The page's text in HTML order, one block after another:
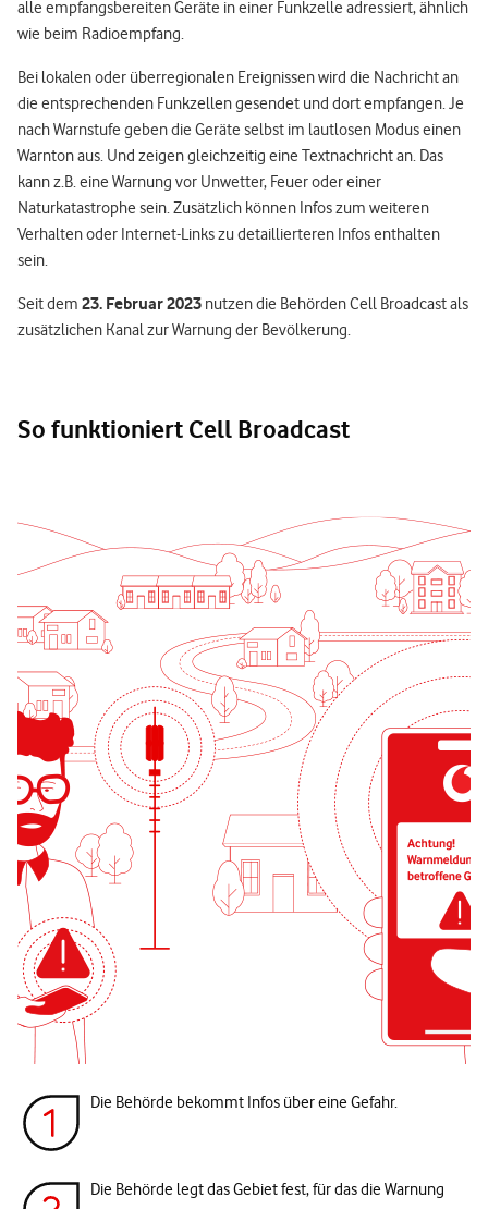
alle empfangsbereiten Geräte in einer Funkzelle adressiert, ähnlich
wie beim Radioempfang.
Bei lokalen oder überregionalen Ereignissen wird die Nachricht an
die entsprechenden Funkzellen gesendet und dort empfangen. Je
nach Warnstufe geben die Geräte selbst im lautlosen Modus einen
Warnton aus. Und zeigen gleichzeitig eine Textnachricht an. Das
kann z.B. eine Warnung vor Unwetter, Feuer oder einer
Naturkatastrophe sein. Zusätzlich können Infos zum weiteren
Verhalten oder Internet-Links zu detaillierteren Infos enthalten
sein.
Seit dem 23. Februar 2023 nutzen die Behörden Cell Broadcast als
zusätzlichen Kanal zur Warnung der Bevölkerung.
So funktioniert Cell Broadcast
Die Behörde bekommt Infos über eine Gefahr.
Die Behörde legt das Gebiet fest, für das die Warnung